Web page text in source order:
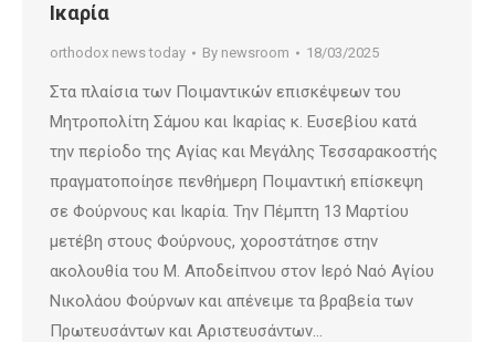
Ικαρία
orthodox news today By newsroom 18/03/2025
Στα πλαίσια των Ποιμαντικών επισκέψεων του
Μητροπολίτη Σάμου και Ικαρίας κ. Ευσεβίου κατά
την περίοδο της Αγίας και Μεγάλης Τεσσαρακοστής
πραγματοποίησε πενθήμερη Ποιμαντική επίσκεψη
σε Φούρνους και Ικαρία. Την Πέμπτη 13 Μαρτίου
μετέβη στους Φούρνους, χοροστάτησε στην
ακολουθία του Μ. Αποδείπνου στον Ιερό Ναό Αγίου
Νικολάου Φούρνων και απένειμε τα βραβεία των
Πρωτευσάντων και Αριστευσάντων…